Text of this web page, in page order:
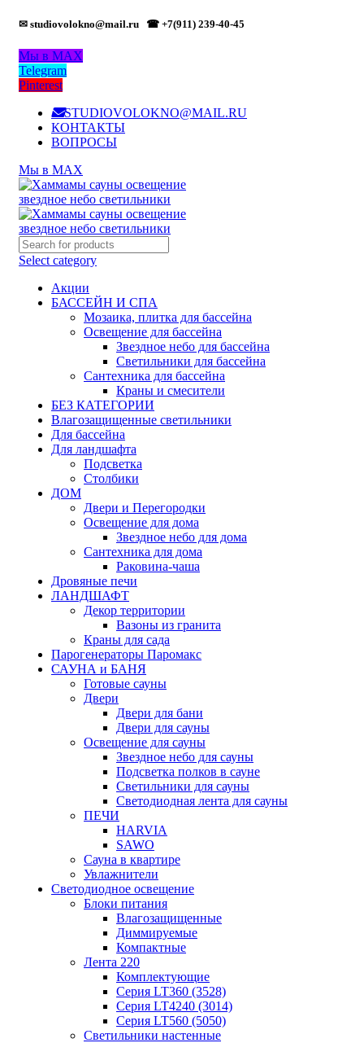
✉ studiovolokno@mail.ru ☎ +7(911) 239-40-45
Мы в MAX
Telegram
Pinterest
STUDIOVOLOKNO@MAIL.RU
КОНТАКТЫ
ВОПРОСЫ
Мы в MAX
Select category
Акции
БАССЕЙН И СПА
Мозаика, плитка для бассейна
Освещение для бассейна
Звездное небо для бассейна
Светильники для бассейна
Сантехника для бассейна
Краны и смесители
БЕЗ КАТЕГОРИИ
Влагозащищенные светильники
Для бассейна
Для ландшафта
Подсветка
Столбики
ДОМ
Двери и Перегородки
Освещение для дома
Звездное небо для дома
Сантехника для дома
Раковина-чаша
Дровяные печи
ЛАНДШАФТ
Декор территории
Вазоны из гранита
Краны для сада
Парогенераторы Паромакс
САУНА и БАНЯ
Готовые сауны
Двери
Двери для бани
Двери для сауны
Освещение для сауны
Звездное небо для сауны
Подсветка полков в сауне
Светильники для сауны
Светодиодная лента для сауны
ПЕЧИ
HARVIA
SAWO
Сауна в квартире
Увлажнители
Светодиодное освещение
Блоки питания
Влагозащищенные
Диммируемые
Компактные
Лента 220
Комплектующие
Серия LT360 (3528)
Серия LT4240 (3014)
Серия LT560 (5050)
Светильники настенные